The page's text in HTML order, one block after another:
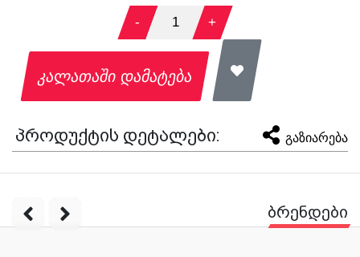
- 1 +
კალათაში დამატება
პროდუქტის დეტალები: გაზიარება
ბრენდები